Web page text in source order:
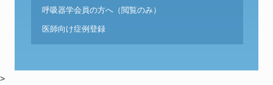
呼吸器学会員の方へ（閲覧のみ）
医師向け症例登録
>